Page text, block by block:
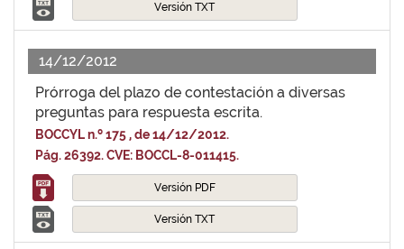
Versión TXT
14/12/2012
Prórroga del plazo de contestación a diversas
preguntas para respuesta escrita.
BOCCYL n.º 175 , de 14/12/2012.
Pág. 26392. CVE: BOCCL-8-011415.
Versión PDF
Versión TXT